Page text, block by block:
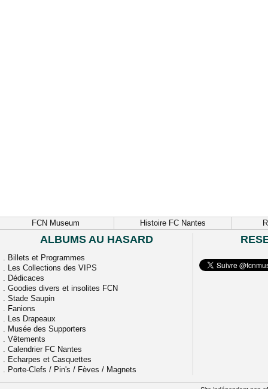
FCN Museum Histoire FC Nantes
ALBUMS AU HASARD
. Billets et Programmes
. Les Collections des VIPS
. Dédicaces
. Goodies divers et insolites FCN
. Stade Saupin
. Fanions
. Les Drapeaux
. Musée des Supporters
. Vêtements
. Calendrier FC Nantes
. Echarpes et Casquettes
. Porte-Clefs / Pin's / Fèves / Magnets